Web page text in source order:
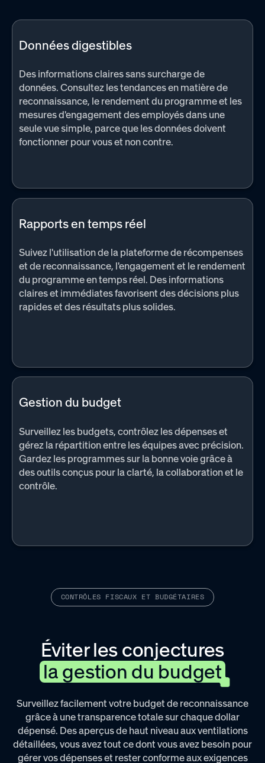
Données digestibles
Des informations claires sans surcharge de
données. Consultez les tendances en matière de
reconnaissance, le rendement du programme et les
mesures d'engagement des employés dans une
seule vue simple, parce que les données doivent
fonctionner pour vous et non contre.
Rapports en temps réel
Suivez l'utilisation de la plateforme de récompenses
et de reconnaissance, l'engagement et le rendement
du programme en temps réel. Des informations
claires et immédiates favorisent des décisions plus
rapides et des résultats plus solides.
Gestion du budget
Surveillez les budgets, contrôlez les dépenses et
gérez la répartition entre les équipes avec précision.
Gardez les programmes sur la bonne voie grâce à
des outils conçus pour la clarté, la collaboration et le
contrôle.
CONTRÔLES FISCAUX ET BUDGÉTAIRES
Éviter les conjectures
la gestion du budget
Surveillez facilement votre budget de reconnaissance
grâce à une transparence totale sur chaque dollar
dépensé. Des aperçus de haut niveau aux ventilations
détaillées, vous avez tout ce dont vous avez besoin pour
gérer vos dépenses et rester conforme aux exigences